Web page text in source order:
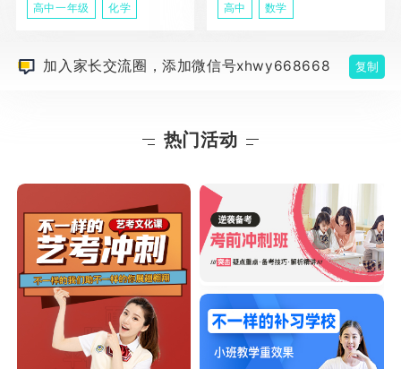
高中一年级 化学 高中 数学
加入家长交流圈，添加微信号xhwy668668 复制
热门活动